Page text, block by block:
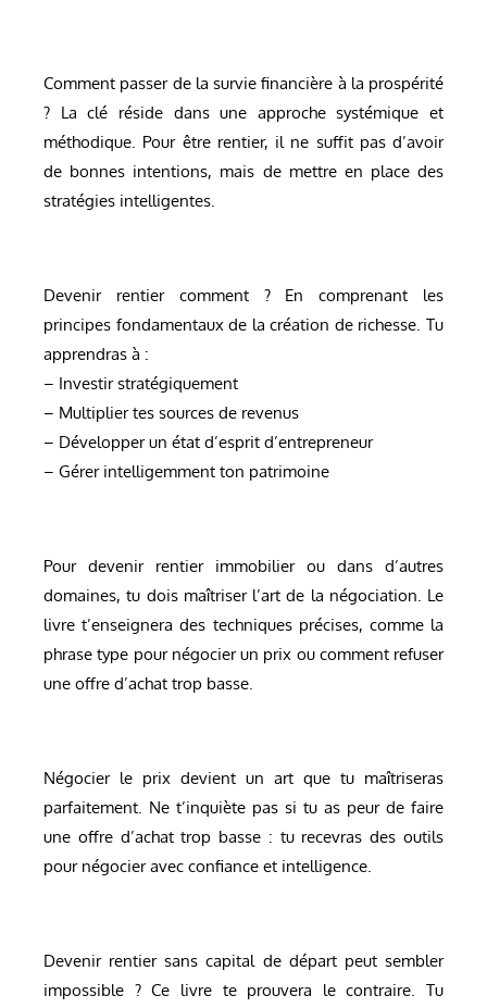
Comment passer de la survie financière à la prospérité
? La clé réside dans une approche systémique et
méthodique. Pour être rentier, il ne suffit pas d’avoir
de bonnes intentions, mais de mettre en place des
stratégies intelligentes.
Devenir rentier comment ? En comprenant les
principes fondamentaux de la création de richesse. Tu
apprendras à :
– Investir stratégiquement
– Multiplier tes sources de revenus
– Développer un état d’esprit d’entrepreneur
– Gérer intelligemment ton patrimoine
Pour devenir rentier immobilier ou dans d’autres
domaines, tu dois maîtriser l’art de la négociation. Le
livre t’enseignera des techniques précises, comme la
phrase type pour négocier un prix ou comment refuser
une offre d’achat trop basse.
Négocier le prix devient un art que tu maîtriseras
parfaitement. Ne t’inquiète pas si tu as peur de faire
une offre d’achat trop basse : tu recevras des outils
pour négocier avec confiance et intelligence.
Devenir rentier sans capital de départ peut sembler
impossible ? Ce livre te prouvera le contraire. Tu